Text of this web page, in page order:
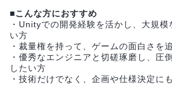
■こんな方におすすめ
・Unityでの開発経験を活かし、大規
い方
・裁量権を持って、ゲームの面白さを
・優秀なエンジニアと切磋琢磨し、圧
したい方
・技術だけでなく、企画や仕様決定に